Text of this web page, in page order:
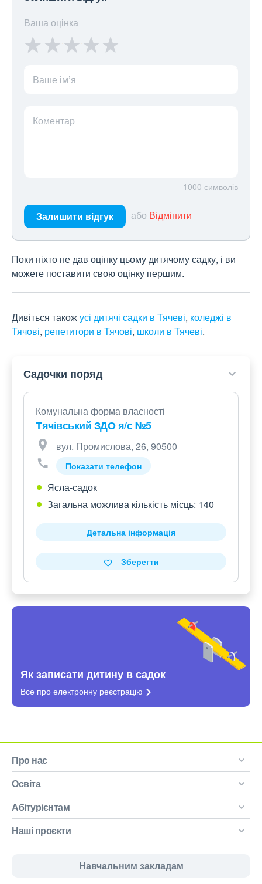
Ваша оцінка
Ваше ім’я
Коментар
1000 символів
Залишити відгук або Відмінити
Поки ніхто не дав оцінку цьому дитячому садку, і ви
можете поставити свою оцінку першим.
Дивіться такожусі дитячі садки в Тячеві, коледжі в
Тячові, репетитори в Тячові, школи в Тячеві.
Садочки поряд
Комунальна форма власності
Тячівський ЗДО я/с №5
вул. Промислова, 26, 90500
Показати телефон
Ясла-садок
Загальна можлива кількість місць: 140
Детальна інформація
Зберегти
Як записати дитину в садок
Все про електронну реєстрацію
Про нас
Освіта
Абітурієнтам
Наші проєкти
Навчальним закладам